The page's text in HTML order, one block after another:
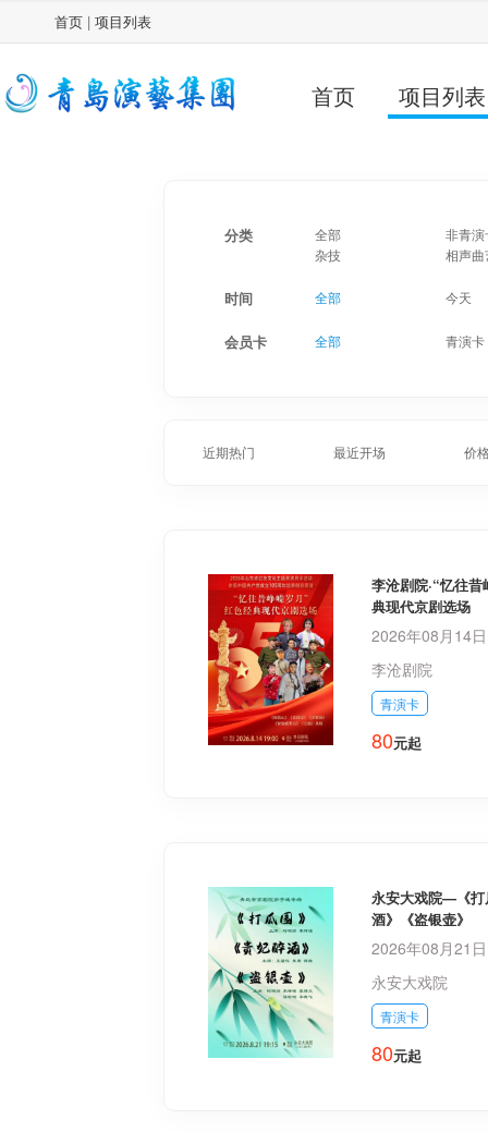
首页 | 项目列表
首页 项目列表
分类 全部
非青
杂技
相声曲
时间 全部 今天
会员卡 全部 青演卡
近期热门 最近开场 价
李沧剧院·“忆往
典现代京剧选场
2026年08月14
李沧剧院
青演卡
80元起
永安大戏院—《打
酒》《盗银壶》
2026年08月21
永安大戏院
青演卡
80元起